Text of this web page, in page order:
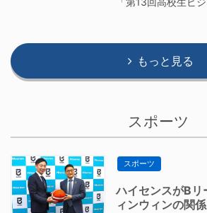
もっと見る
スポーツ
スポーツ
ハイセンスがB
ィンウィンの関